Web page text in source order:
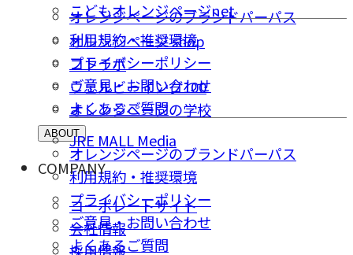
こどもオレンジページnet
オレンジページ shop
コトラボ
ウェルビーイング100
オレンジページの学校
JRE MALL Media
オレンジページのブランドパーパス
利用規約・推奨環境
プライバシーポリシー
ご意⾒・お問い合わせ
よくあるご質問
ABOUT
オレンジページのブランドパーパス
利用規約・推奨環境
プライバシーポリシー
ご意⾒・お問い合わせ
よくあるご質問
COMPANY
コーポレートサイト
会社情報